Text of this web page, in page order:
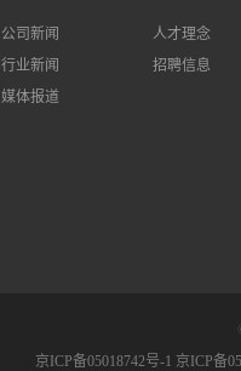
公司新闻
行业新闻
媒体报道
人才理念
招聘信息
京ICP备05018742号-1 京ICP备